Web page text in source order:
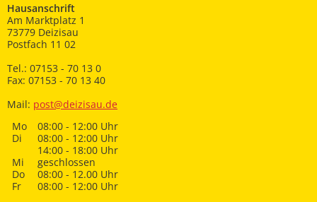
Hausanschrift
Am Marktplatz 1
73779 Deizisau
Postfach 11 02
Tel.: 07153 - 70 13 0
Fax: 07153 - 70 13 40
Mail: post@deizisau.de
Mo
08:00 - 12:00 Uhr
Di
08:00 - 12:00 Uhr
14:00 - 18:00 Uhr
Mi
geschlossen
Do
08:00 - 12.00 Uhr
Fr
08:00 - 12:00 Uhr